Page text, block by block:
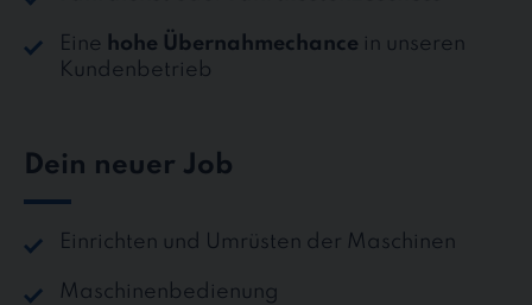
Eine hohe Übernahmechance in unseren
Kundenbetrieb
Dein neuer Job
Einrichten und Umrüsten der Maschinen
Maschinenbedienung